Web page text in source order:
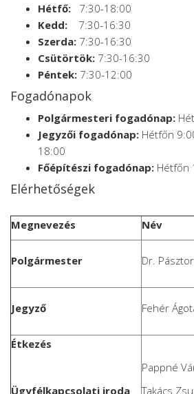
Hétfő: 7:30-18:00
Kedd: 7:30-16:30
Szerda: 7:30-16:30
Csütörtök: 7:30-16:30
Péntek: 7:30-12:00
Fogadónapok
Polgármesteri fogadónap:
Jegyzői fogadónap: Hétfőn
18:00
Főépítészi fogadónap: Hétfőn
Elérhetőségek
Megnevezés Név
Polgármester Dr.
Jegyző Fehér
Étkezés
Ügyfélkapcsolati iroda
Pappné
Takács